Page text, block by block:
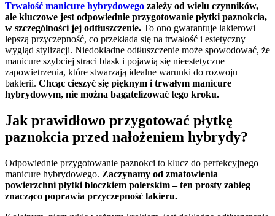
Trwałość manicure hybrydowego zależy od wielu czynników,
ale kluczowe jest odpowiednie przygotowanie płytki paznokcia,
w szczególności jej odtłuszczenie. To ono gwarantuje lakierowi
lepszą przyczepność, co przekłada się na trwałość i estetyczny
wygląd stylizacji. Niedokładne odtłuszczenie może spowodować, że
manicure szybciej straci blask i pojawią się nieestetyczne
zapowietrzenia, które stwarzają idealne warunki do rozwoju
bakterii. Chcąc cieszyć się pięknym i trwałym manicure
hybrydowym, nie można bagatelizować tego kroku.
Jak prawidłowo przygotować płytkę
paznokcia przed nałożeniem hybrydy?
Odpowiednie przygotowanie paznokci to klucz do perfekcyjnego
manicure hybrydowego. Zaczynamy od zmatowienia
powierzchni płytki bloczkiem polerskim – ten prosty zabieg
znacząco poprawia przyczepność lakieru.